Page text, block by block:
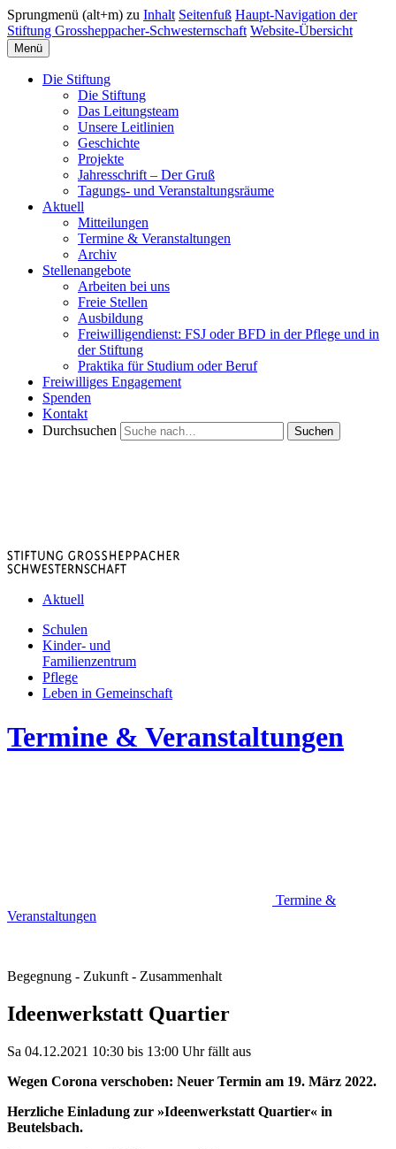
Sprungmenü (alt+m) zu Inhalt Seitenfuß Haupt-Navigation der
Stiftung Grossheppacher-Schwesternschaft Website-Übersicht
Menü
Die Stiftung
Die Stiftung
Das Leitungsteam
Unsere Leitlinien
Geschichte
Projekte
Jahresschrift – Der Gruß
Tagungs- und Veranstaltungsräume
Aktuell
Mitteilungen
Termine & Veranstaltungen
Archiv
Stellenangebote
Arbeiten bei uns
Freie Stellen
Ausbildung
Freiwilligendienst: FSJ oder BFD in der Pflege und in
der Stiftung
Praktika für Studium oder Beruf
Freiwilliges Engagement
Spenden
Kontakt
Durchsuchen
Suchen
Aktuell
Schulen
Kinder- und
Familienzentrum
Pflege
Leben in Gemeinschaft
Termine & Veranstaltungen
Termine &
Veranstaltungen
Begegnung - Zukunft - Zusammenhalt
Ideenwerkstatt Quartier
Sa 04.12.2021 10:30 bis 13:00 Uhr fällt aus
Wegen Corona verschoben: Neuer Termin am 19. März 2022.
Herzliche Einladung zur »Ideenwerkstatt Quartier« in
Beutelsbach.